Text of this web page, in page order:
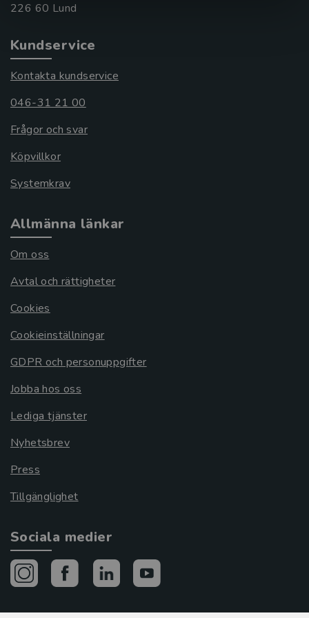
Kundservice
Kontakta kundservice
046-31 21 00
Frågor och svar
Köpvillkor
Systemkrav
Allmänna länkar
Om oss
Avtal och rättigheter
Cookies
Cookieinställningar
GDPR och personuppgifter
Jobba hos oss
Lediga tjänster
Nyhetsbrev
Press
Tillgänglighet
Sociala medier